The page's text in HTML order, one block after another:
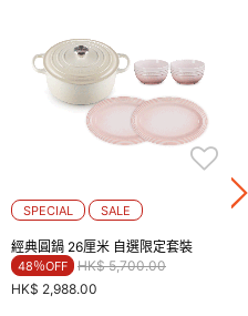
SPECIAL SALE
經典圓鍋 26厘米 自選限定套裝
48％OFF Price reduced from
HK$ 5,700.00to
HK$ 2,988.00